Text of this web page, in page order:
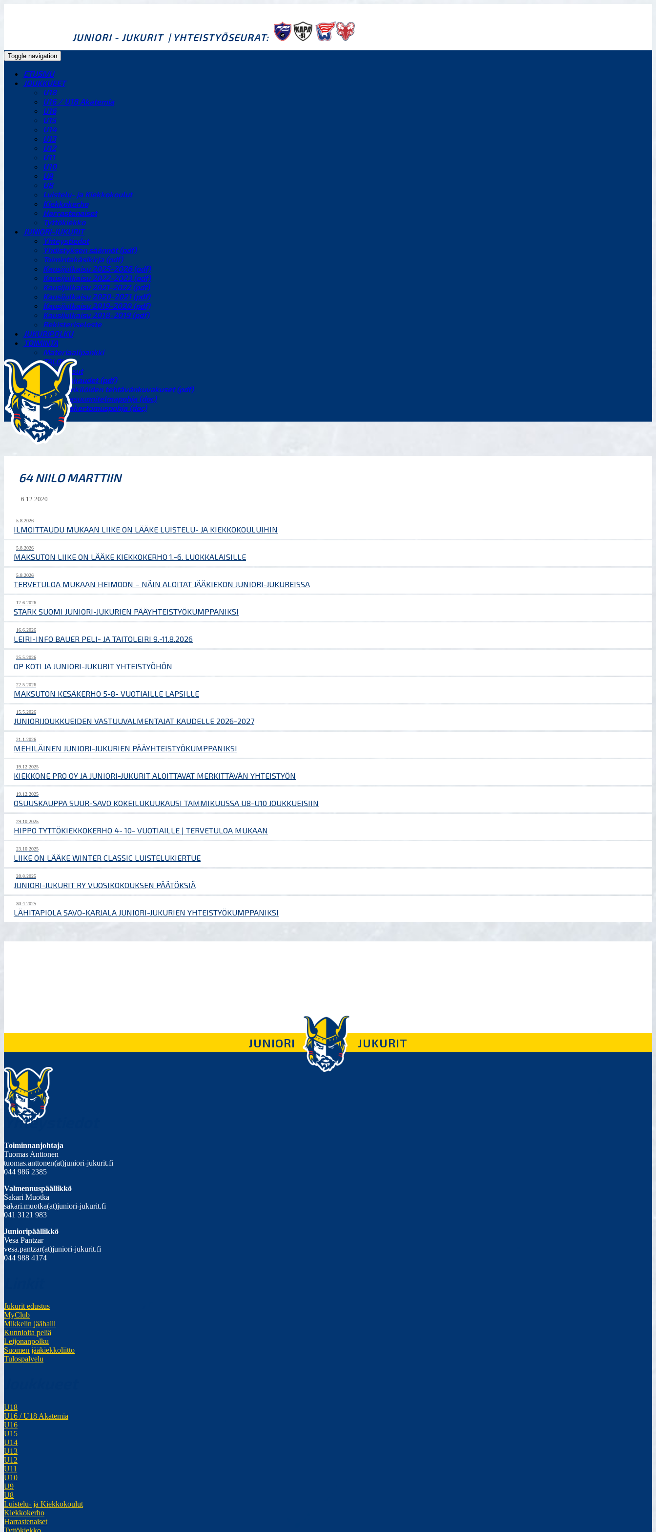
JUNIORI - JUKURIT | YHTEISTYÖSEURAT:
Toggle navigation
ETUSIVU
JOUKKUEET
U18
U16 / U18 Akatemia
U16
U15
U14
U13
U12
U11
U10
U9
U8
Luistelu- ja Kiekkokoulut
Kiekkokerho
Harrastenaiset
Tyttökiekko
JUNIORI-JUKURIT
Yhteystiedot
Yhdistyksen säännöt (pdf)
Toimintakäsikirja (pdf)
Kausijulkaisu 2025-2026 (pdf)
Kausijulkaisu 2022-2023 (pdf)
Kausijulkaisu 2021-2022 (pdf)
Kausijulkaisu 2020-2021 (pdf)
Kausijulkaisu 2019-2020 (pdf)
Kausijulkaisu 2018-2019 (pdf)
Rekisteriseloste
JUKURIPOLKU
TOIMINTA
Materiaalipankki
TALOUS
Seura-asut
Toimintakaudet (pdf)
Toimihenkilöiden tehtävänkuvakuset (pdf)
Toimintasuunnitelmapohja (doc)
Toimintakertomuspohja (doc)
KUMPPANIT
64 NIILO MARTTIIN
6.12.2020
5.8.2026
ILMOITTAUDU MUKAAN LIIKE ON LÄÄKE LUISTELU- JA KIEKKOKOULUIHIN
5.8.2026
MAKSUTON LIIKE ON LÄÄKE KIEKKOKERHO 1.-6. LUOKKALAISILLE
5.8.2026
TERVETULOA MUKAAN HEIMOON – NÄIN ALOITAT JÄÄKIEKON JUNIORI-JUKUREISSA
17.6.2026
STARK SUOMI JUNIORI-JUKURIEN PÄÄYHTEISTYÖKUMPPANIKSI
16.6.2026
LEIRI-INFO BAUER PELI- JA TAITOLEIRI 9.-11.8.2026
25.5.2026
OP KOTI JA JUNIORI-JUKURIT YHTEISTYÖHÖN
22.5.2026
MAKSUTON KESÄKERHO 5-8- VUOTIAILLE LAPSILLE
15.5.2026
JUNIORIJOUKKUEIDEN VASTUUVALMENTAJAT KAUDELLE 2026-2027
21.1.2026
MEHILÄINEN JUNIORI-JUKURIEN PÄÄYHTEISTYÖKUMPPANIKSI
19.12.2025
KIEKKONE PRO OY JA JUNIORI-JUKURIT ALOITTAVAT MERKITTÄVÄN YHTEISTYÖN
19.12.2025
OSUUSKAUPPA SUUR-SAVO KOKEILUKUUKAUSI TAMMIKUUSSA U8-U10 JOUKKUEISIIN
29.10.2025
HIPPO TYTTÖKIEKKOKERHO 4- 10- VUOTIAILLE | TERVETULOA MUKAAN
23.10.2025
LIIKE ON LÄÄKE WINTER CLASSIC LUISTELUKIERTUE
28.8.2025
JUNIORI-JUKURIT RY VUOSIKOKOUKSEN PÄÄTÖKSIÄ
30.4.2025
LÄHITAPIOLA SAVO-KARJALA JUNIORI-JUKURIEN YHTEISTYÖKUMPPANIKSI
JUNIORI JUKURIT
Yhteystiedot
Toiminnanjohtaja
Tuomas Anttonen
tuomas.anttonen(at)juniori-jukurit.fi
044 986 2385
Valmennuspäällikkö
Sakari Muotka
sakari.muotka(at)juniori-jukurit.fi
041 3121 983
Junioripäällikkö
Vesa Pantzar
vesa.pantzar(at)juniori-jukurit.fi
044 988 4174
Jukurit edustus
MyClub
Mikkelin jäähalli
Kunnioita peliä
Leijonanpolku
Suomen jääkiekkoliitto
Tulospalvelu
U18
U16 / U18 Akatemia
U16
U15
U14
U13
U12
U11
U10
U9
U8
Luistelu- ja Kiekkokoulut
Kiekkokerho
Harrastenaiset
Tyttökiekko